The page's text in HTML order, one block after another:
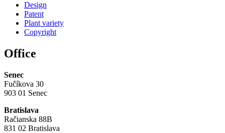
Design
Patent
Plant variety
Copyright
Office
Senec
Fučíkova 30
903 01 Senec
Bratislava
Račianska 88B
831 02 Bratislava